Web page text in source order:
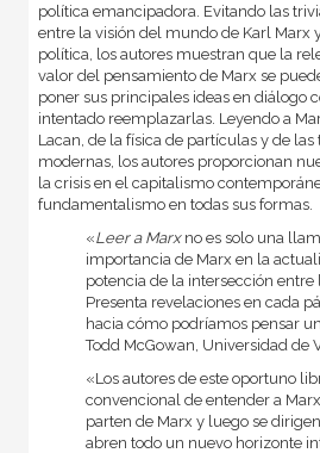
política emancipadora. Evitando las
entre la visión del mundo de Karl Marx
política, los autores muestran que la
valor del pensamiento de Marx se
poner sus principales ideas en diálogo
intentado reemplazarlas. Leyendo a
Lacan, de la física de partículas y de
modernas, los autores proporcionan
la crisis en el capitalismo
fundamentalismo en todas sus formas.
«Leer a Marx no es solo una
importancia de Marx en la
potencia de la intersección entre
Presenta revelaciones en cada
hacia cómo podríamos pensar
Todd McGowan, Universidad de
«Los autores de este oportuno
convencional de entender a
parten de Marx y luego se
abren todo un nuevo horizonte